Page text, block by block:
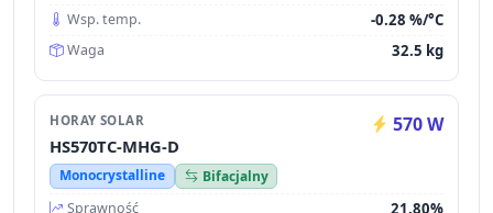
Wsp. temp. -0.28 %/°C
Waga 32.5 kg
HORAY SOLAR 570 W
HS570TC-MHG-D
Monocrystalline
Bifacjalny
Sprawność
21.80%